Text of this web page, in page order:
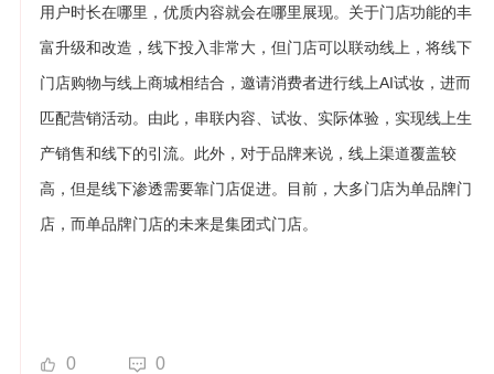
用户时长在哪里，优质内容就会在哪里展现。关于门店功能的丰
富升级和改造，线下投入非常大，但门店可以联动线上，将线下
门店购物与线上商城相结合，邀请消费者进行线上AI试妆，进而
匹配营销活动。由此，串联内容、试妆、实际体验，实现线上生
产销售和线下的引流。此外，对于品牌来说，线上渠道覆盖较
高，但是线下渗透需要靠门店促进。目前，大多门店为单品牌门
店，而单品牌门店的未来是集团式门店。
0 0